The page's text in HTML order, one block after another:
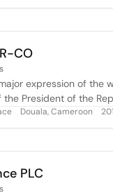
majeur au
CO
expression of the
President of the
Paul BIYA, to
company and
Douala, Cameroon
PLC